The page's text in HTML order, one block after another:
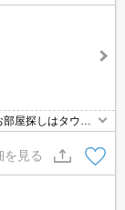
屋探しはタウン
を見る